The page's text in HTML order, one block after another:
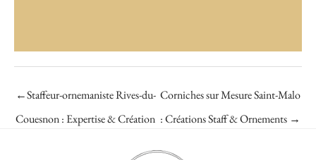
←Staffeur-ornemaniste Rives-du-
Couesnon : Expertise & Création
Corniches sur Mesure Saint-Malo
: Créations Staff & Ornements →